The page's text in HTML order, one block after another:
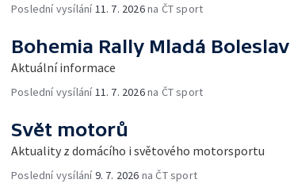
Poslední vysílání 11. 7. 2026na ČT sport
Bohemia Rally Mladá Boleslav
Aktuální informace
Poslední vysílání 11. 7. 2026na ČT sport
Svět motorů
Aktuality z domácího i světového motorsportu
Poslední vysílání9. 7. 2026 na ČT sport